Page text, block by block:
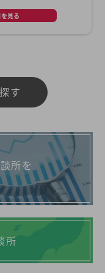
見る
す
所を
所